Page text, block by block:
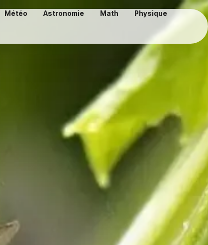
Météo Astronomie Math Physique